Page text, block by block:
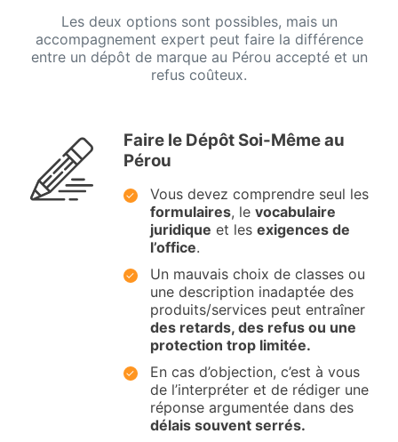
Les deux options sont possibles, mais un
accompagnement expert peut faire la différence
entre un dépôt de marque au Pérou accepté et un
refus coûteux.
Faire le Dépôt Soi-Même au
Pérou
Vous devez comprendre seul les
formulaires, le vocabulaire
juridique et les exigences de
l’office.
Un mauvais choix de classes ou
une description inadaptée des
produits/services peut entraîner
des retards, des refus ou une
protection trop limitée.
En cas d’objection, c’est à vous
de l’interpréter et de rédiger une
réponse argumentée dans des
délais souvent serrés.